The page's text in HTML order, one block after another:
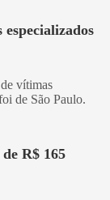
vítimas
de São Paulo.
R$ 165